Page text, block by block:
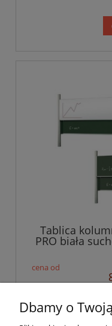
Tablica
PRO biała
i/lub
Dbamy o